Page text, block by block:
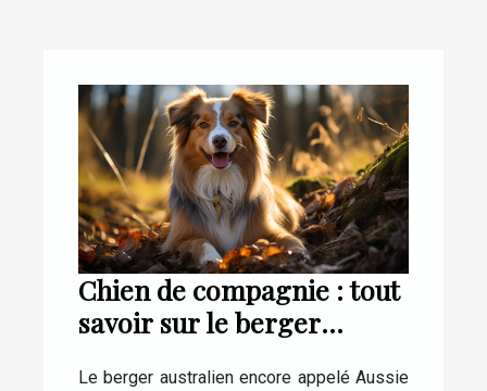
Chien de compagnie : tout
savoir sur le berger
Le berger australien encore appelé Aussie